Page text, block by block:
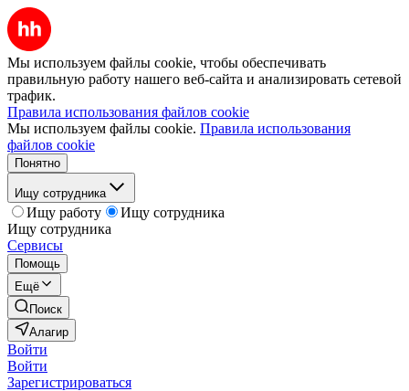
Мы используем файлы cookie, чтобы обеспечивать
правильную работу нашего веб-сайта и анализировать сетевой
трафик.
Правила использования файлов cookie
Мы используем файлы cookie. Правила использования
файлов cookie
Понятно
Ищу сотрудника
Ищу работу
Ищу сотрудника
Ищу сотрудника
Сервисы
Помощь
Ещё
Поиск
Алагир
Войти
Войти
Зарегистрироваться